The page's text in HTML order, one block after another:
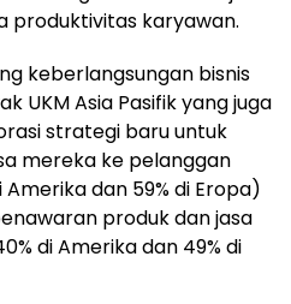
produktivitas karyawan.
keberlangsungan bisnis
UKM Asia Pasifik yang juga
strategi baru untuk
mereka ke pelanggan
dan 59% di Eropa)
produk dan jasa
di Amerika dan 49% di